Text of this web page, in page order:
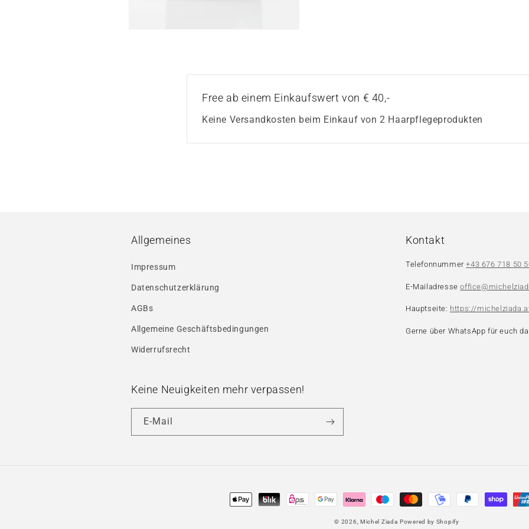
Free ab einem Einkaufswert von € 40,-
Keine Versandkosten beim Einkauf von 2 Haarpflegeprodukten
Allgemeines
Impressum
Datenschutzerklärung
AGBs
Allgemeine Geschäftsbedingungen
Widerrufsrecht
Kontakt
Telefonnummer+43 676 718 50
E-Mailadresse
Hauptseite: https://
Gerne über WhatsApp für euch
Keine Neuigkeiten mehr verpassen!
E-Mail
Zahlungsmethoden
© 2026, Michel Ziada Powered by Shopify